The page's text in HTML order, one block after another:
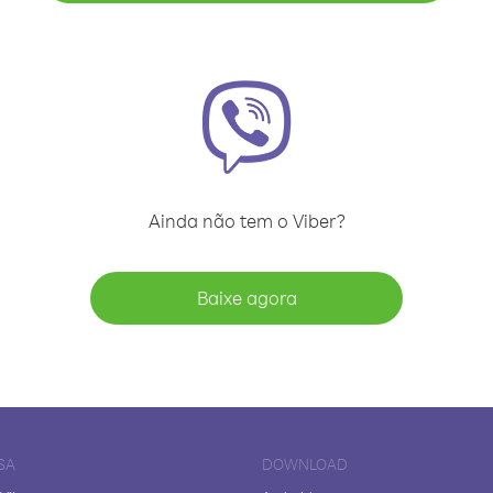
Ainda não tem o Viber?
Baixe agora
DOWNLOAD